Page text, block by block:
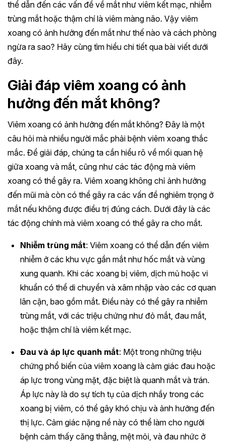
thể dẫn đến các vấn đề về mắt như viêm kết mạc, nhiễm
trùng mắt hoặc thậm chí là viêm màng não. Vậy viêm
xoang có ảnh hưởng đến mắt như thế nào và cách phòng
ngừa ra sao? Hãy cùng tìm hiểu chi tiết qua bài viết dưới
đây.
Giải đáp viêm xoang có ảnh
hưởng đến mắt không?
Viêm xoang có ảnh hưởng đến mắt không? Đây là một
câu hỏi mà nhiều người mắc phải bệnh viêm xoang thắc
mắc. Để giải đáp, chúng ta cần hiểu rõ về mối quan hệ
giữa xoang và mắt, cũng như các tác động mà viêm
xoang có thể gây ra. Viêm xoang không chỉ ảnh hưởng
đến mũi mà còn có thể gây ra các vấn đề nghiêm trọng ở
mắt nếu không được điều trị đúng cách. Dưới đây là các
tác động chính mà viêm xoang có thể gây ra cho mắt.
Nhiễm trùng mắt: Viêm xoang có thể dẫn đến viêm
nhiễm ở các khu vực gần mắt như hốc mắt và vùng
xung quanh. Khi các xoang bị viêm, dịch mủ hoặc vi
khuẩn có thể di chuyển và xâm nhập vào các cơ quan
lân cận, bao gồm mắt. Điều này có thể gây ra nhiễm
trùng mắt, với các triệu chứng như đỏ mắt, đau mắt,
hoặc thậm chí là viêm kết mạc.
Đau và áp lực quanh mắt: Một trong những triệu
chứng phổ biến của viêm xoang là cảm giác đau hoặc
áp lực trong vùng mặt, đặc biệt là quanh mắt và trán.
Áp lực này là do sự tích tụ của dịch nhầy trong các
xoang bị viêm, có thể gây khó chịu và ảnh hưởng đến
thị lực. Cảm giác nặng nề này có thể làm cho người
bệnh cảm thấy căng thẳng, mệt mỏi, và đau nhức ở